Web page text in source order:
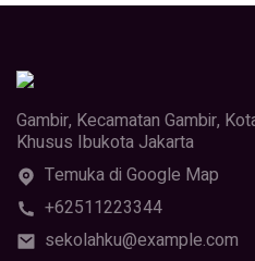
Gambir, Kecamatan Gambir,
Khusus Ibukota Jakarta
Temuka di Google Map
+62511223344
sekolahku@example.com